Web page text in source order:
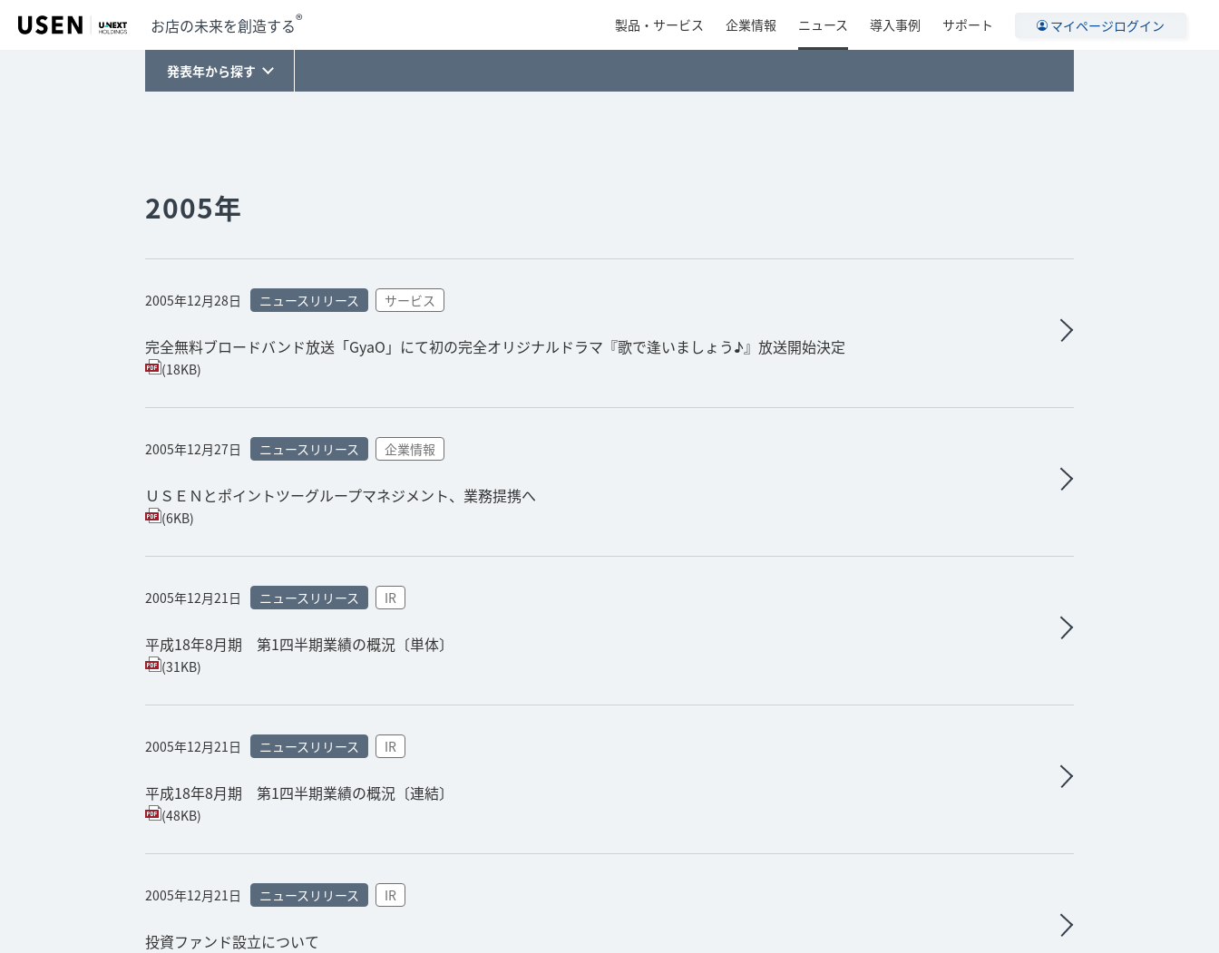
製品・サービス 企業情報 ニュース 導入事例 サポート マイページログイン
お店の未来を創造する®
発表年から探す
2005年
2005年12月28日 ニュースリリース サービス
完全無料ブロードバンド放送「GyaO」にて初の完全オリジナルドラマ『歌で逢いましょう♪』放送開始決定
(18KB)
2005年12月27日 ニュースリリース 企業情報
ＵＳＥＮとポイントツーグループマネジメント、業務提携へ
(6KB)
2005年12月21日 ニュースリリース IR
平成18年8月期 第1四半期業績の概況〔単体〕
(31KB)
2005年12月21日 ニュースリリース IR
平成18年8月期 第1四半期業績の概況〔連結〕
(48KB)
2005年12月21日 ニュースリリース IR
投資ファンド設立について